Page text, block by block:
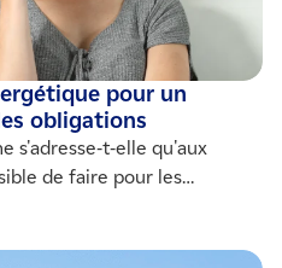
pour un
obligations
s'adresse-t-elle qu'aux
de faire pour les